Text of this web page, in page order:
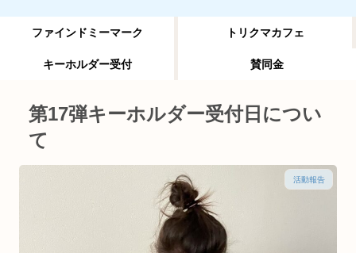
ファインドミーマーク トリクマカフェ
キーホルダー受付 賛同金
第17弾キーホルダー受付日につい
て
活動報告